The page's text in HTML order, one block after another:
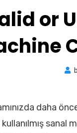
or
daha
sanal